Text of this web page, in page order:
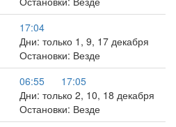
17:04
Дни: только 1, 9, 17 декабря
Остановки: Везде
06:55
17:05
Дни: только 2, 10, 18 декабря
Остановки: Везде